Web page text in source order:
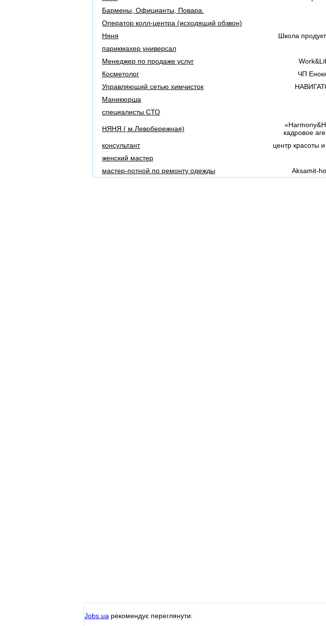
Бармены, Официанты, Повара.
Оператор колл-центра (исходящий обзвон)
Няня
Школа
парикмахер универсал
Менеджер по продажe услуг
Косметолог
ЧП
Управляющий сетью химчисток
Маникюрша
специалисты СТО
НЯНЯ ( м.Левобережная)
кадровое
консультант центр красоты
женский мастер
мастер-потной по ремонту одежды
Aksamit-
Jobs.ua рекомендує переглянути: